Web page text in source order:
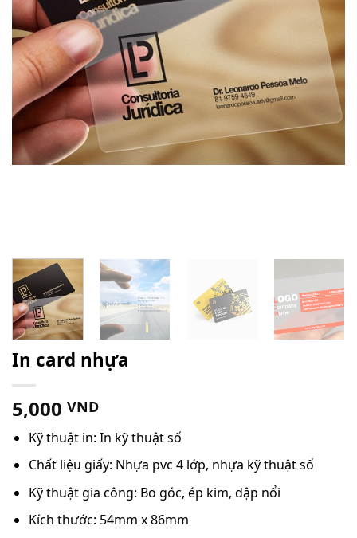
In card nhựa
5,000 VND
Kỹ thuật in: In kỹ thuật số
Chất liệu giấy: Nhựa pvc 4 lớp, nhựa kỹ thuật số
Kỹ thuật gia công: Bo góc, ép kim, dập nổi
Kích thước: 54mm x 86mm